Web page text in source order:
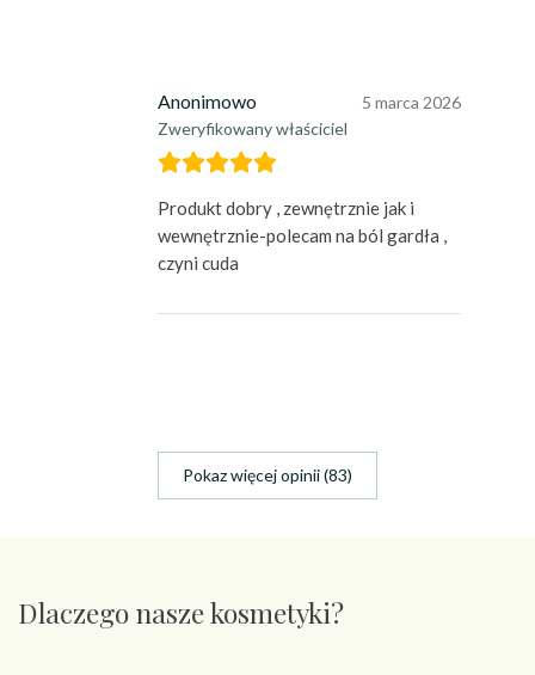
Anonimowo
Zweryfikowany właściciel
5 marca 2026
Produkt dobry , zewnętrznie jak i
wewnętrznie-polecam na ból gardła ,
czyni cuda
Pokaz więcej opinii (83)
Dlaczego nasze kosmetyki?